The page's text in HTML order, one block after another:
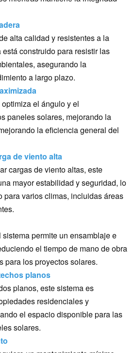
alta calidad y resistentes a la
construido para resistir las
asegurando la
a largo plazo.
el ángulo y el
paneles solares, mejorando la
la eficiencia general del
de viento alta
cargas de viento altas, este
mayor estabilidad y seguridad, lo
para varios climas, incluidas áreas
permite un ensamblaje e
el tiempo de mano de obra
para los proyectos solares.
planos
planos, este sistema es
residenciales y
el espacio disponible para las
solares.